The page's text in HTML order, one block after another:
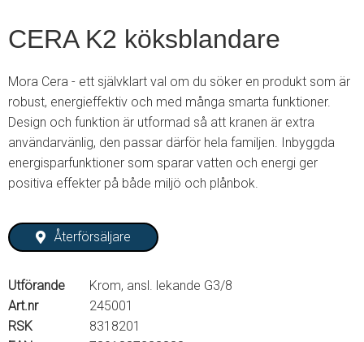
CERA K2 köksblandare
Mora Cera - ett självklart val om du söker en produkt som är
robust, energieffektiv och med många smarta funktioner.
Design och funktion är utformad så att kranen är extra
användarvänlig, den passar därför hela familjen. Inbyggda
energisparfunktioner som sparar vatten och energi ger
positiva effekter på både miljö och plånbok.
Återförsäljare
Utförande
Krom, ansl. lekande G3/8
Art.nr
245001
RSK
8318201